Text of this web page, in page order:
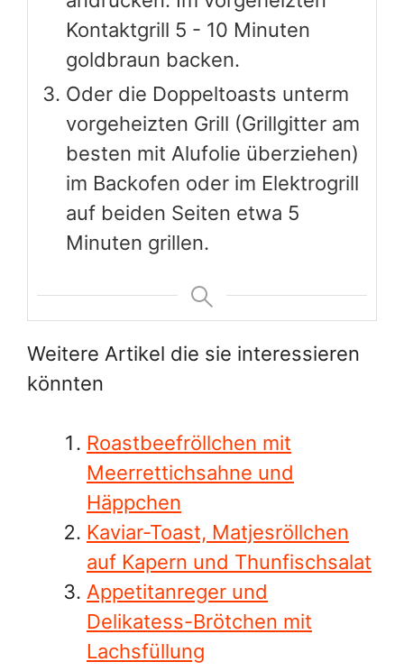
Weitere Artikel die sie interessieren
könnten
Roastbeefröllchen mit
Meerrettichsahne und
Häppchen
auf Kapern und Thunfischsalat
Delikatess-Brötchen mit
Lachsfüllung
und Tomatengelee mit
Salatgurke
Canapes oder Appetithappen
und Tatarhäppchen mit Oliven
Eingelegter Lachs/Gravad Lax
und leckerer Krabbensalat
Garnierte Eier und 2 weitere
Appetitliche Vorspeisen